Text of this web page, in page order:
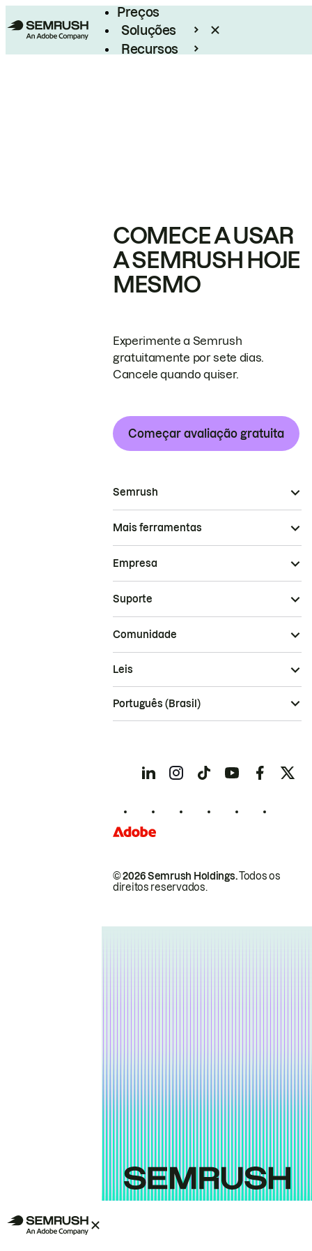
Preços
Soluções
Recursos
COMECE A USAR
A SEMRUSH HOJE
MESMO
Experimente a Semrush
gratuitamente por sete dias.
Cancele quando quiser.
Começar avaliação gratuita
Semrush
Mais ferramentas
Empresa
Suporte
Comunidade
© 2026 Semrush Holdings.Todos os
direitos reservados.
Leis
Português (Brasil)